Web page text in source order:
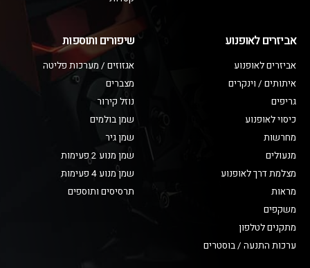
אביזרים לאופנוע
אביזרים לאופנוע
איתותים / וינקרים
גריפים
כיסוי לאופנוע
מחרשות
מנעולים
מצלמת דרך לאופנוע
מראות
משקפים
מתקנים לטלפון
ערכות התנעה / בוסטרים
שיפורים ותוספות
אגזוזים / מערכות פליטה
מצברים
נוזל קירור
שמן בולמים
שמן גיר
שמן מנוע 2 פעימות
שמן מנוע 4 פעימות
תרסיסים ותוספים